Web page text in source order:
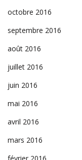
octobre 2016
septembre 2016
août 2016
juillet 2016
juin 2016
mai 2016
avril 2016
mars 2016